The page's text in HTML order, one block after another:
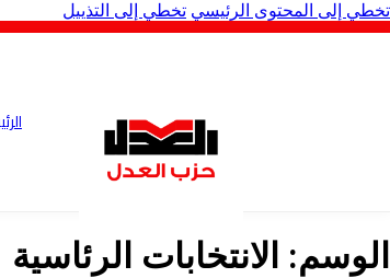
تخطي إلى المحتوى الرئيسي تخطي إلى التذييل
الوسم: الانتخابات الرئاسية